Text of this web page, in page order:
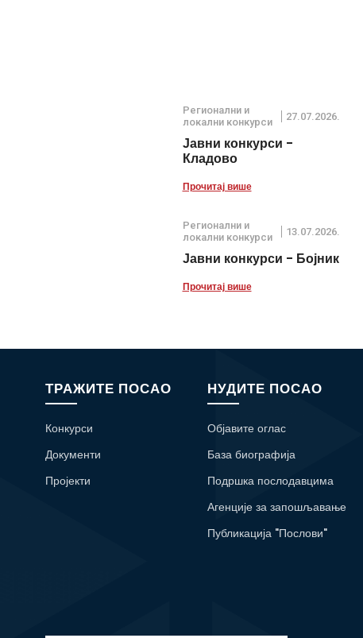
Регионални и
локални конкурси
27.07.2026.
Јавни конкурси -
Кладово
Прочитај више
Регионални и
локални конкурси
13.07.2026.
Јавни конкурси - Бојник
Прочитај више
ТРАЖИТЕ ПОСАО
Конкурси
Документи
Пројекти
НУДИТЕ ПОСАО
Објавите оглас
База биографија
Подршка послодавцима
Агенције за запошљавање
Публикација "Послови"